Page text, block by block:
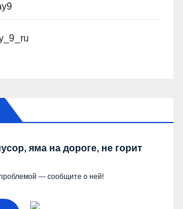
яма на дороге, не горит
— сообщите о ней!